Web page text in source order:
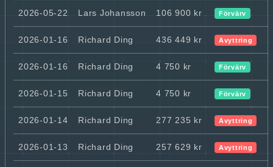
2026-05-22 Lars Johansson 106 900 kr Förvärv
2026-01-16 Richard Ding 436 449 kr Avyttring
2026-01-16 Richard Ding 4 750 kr Förvärv
2026-01-15 Richard Ding 4 750 kr Förvärv
2026-01-14 Richard Ding 277 235 kr Avyttring
2026-01-13 Richard Ding 257 629 kr Avyttring